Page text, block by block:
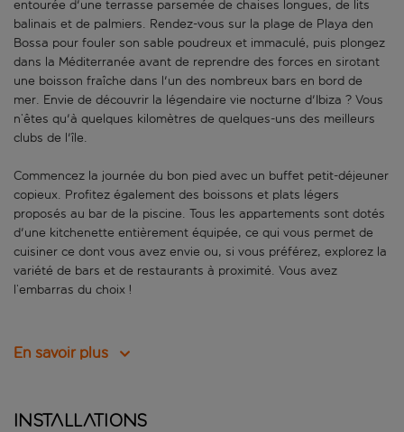
entourée d'une terrasse parsemée de chaises longues, de lits
balinais et de palmiers. Rendez-vous sur la plage de Playa den
Bossa pour fouler son sable poudreux et immaculé, puis plongez
dans la Méditerranée avant de reprendre des forces en sirotant
une boisson fraîche dans l'un des nombreux bars en bord de
mer. Envie de découvrir la légendaire vie nocturne d'Ibiza ? Vous
n’êtes qu'à quelques kilomètres de quelques-uns des meilleurs
clubs de l'île.
Commencez la journée du bon pied avec un buffet petit-déjeuner
copieux. Profitez également des boissons et plats légers
proposés au bar de la piscine. Tous les appartements sont dotés
d'une kitchenette entièrement équipée, ce qui vous permet de
cuisiner ce dont vous avez envie ou, si vous préférez, explorez la
variété de bars et de restaurants à proximité. Vous avez
l’embarras du choix !
En savoir plus
Installations